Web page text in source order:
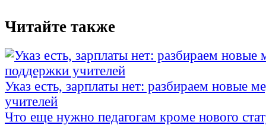
Читайте также
Указ есть, зарплаты нет: разбираем новые
учителей
Что еще нужно педагогам кроме нового